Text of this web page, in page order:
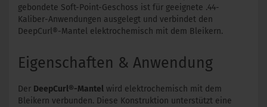
gebondete Soft-Point-Geschoss ist für geeignete .44-
Kaliber-Anwendungen ausgelegt und verbindet den
DeepCurl®-Mantel elektrochemisch mit dem Bleikern.
Eigenschaften & Anwendung
Der DeepCurl®-Mantel wird elektrochemisch mit dem
Bleikern verbunden. Diese Konstruktion unterstützt eine